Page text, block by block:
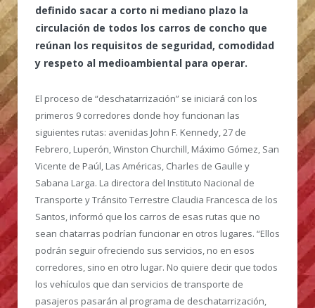
definido sacar a corto ni mediano plazo la
circulación de todos los carros de concho que
reúnan los requisitos de seguridad, comodidad
y respeto al medioambiental para operar.
El proceso de “deschatarrización” se iniciará con los
primeros 9 corredores donde hoy funcionan las
siguientes rutas: avenidas John F. Kennedy, 27 de
Febrero, Luperón, Winston Churchill, Máximo Gómez, San
Vicente de Paúl, Las Américas, Charles de Gaulle y
Sabana Larga. La directora del Instituto Nacional de
Transporte y Tránsito Terrestre Claudia Francesca de los
Santos, informó que los carros de esas rutas que no
sean chatarras podrían funcionar en otros lugares. “Ellos
podrán seguir ofreciendo sus servicios, no en esos
corredores, sino en otro lugar. No quiere decir que todos
los vehículos que dan servicios de transporte de
pasajeros pasarán al programa de deschatarrización,